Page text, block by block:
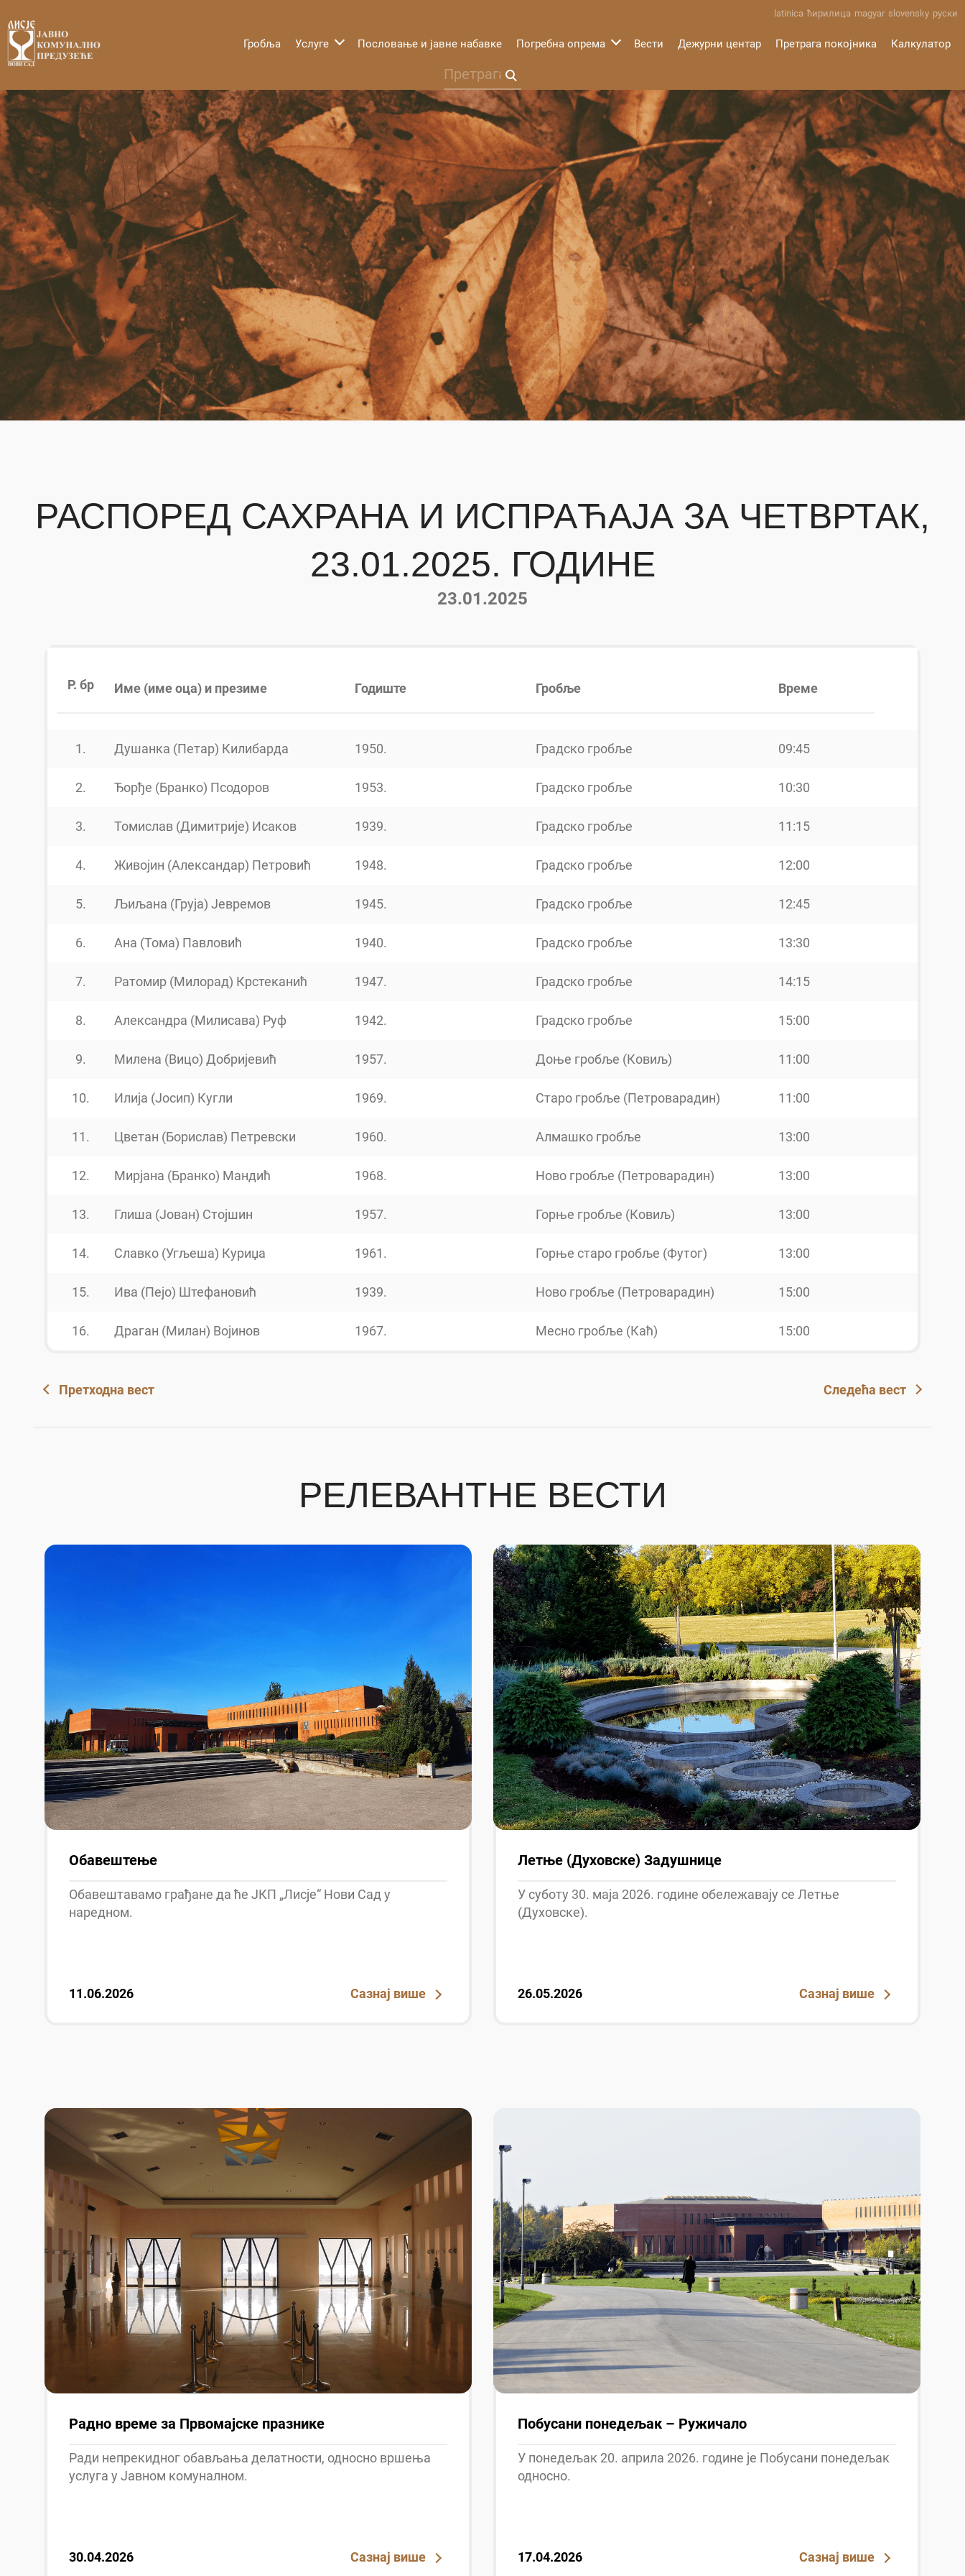
to
content
latinica ћирилица magyar slovensky руски
Гробља Услугe Пословање и јавне набавке Погребна опрема Вести Дежурни центар Претрага покојника Калкулатор
РАСПОРЕД САХРАНА И ИСПРАЋАЈА ЗА ЧЕТВРТАК,
23.01.2025. ГОДИНЕ
23.01.2025
Р. бр Име (име оца) и презиме Годиште Гробље Време
1. Душанка (Петар) Килибарда 1950. Градско гробље 09:45
2. Ђорђе (Бранко) Псодоров 1953. Градско гробље 10:30
3. Томислав (Димитрије) Исаков 1939. Градско гробље 11:15
4. Живојин (Александар) Петровић 1948. Градско гробље 12:00
5. Љиљана (Груја) Јевремов 1945. Градско гробље 12:45
6. Ана (Тома) Павловић 1940. Градско гробље 13:30
7. Ратомир (Милорад) Крстеканић 1947. Градско гробље 14:15
8. Александра (Милисава) Руф 1942. Градско гробље 15:00
9. Милена (Вицо) Добријевић 1957. Доње гробље (Ковиљ) 11:00
10. Илија (Јосип) Кугли 1969. Старо гробље (Петроварадин) 11:00
11. Цветан (Борислав) Петревски 1960. Алмашко гробље 13:00
12. Мирјана (Бранко) Мандић 1968. Ново гробље (Петроварадин) 13:00
13. Глиша (Јован) Стојшин 1957. Горње гробље (Ковиљ) 13:00
14. Славко (Угљеша) Куриџа 1961. Горње старо гробље (Футог) 13:00
15. Ива (Пејо) Штефановић 1939. Ново гробље (Петроварадин) 15:00
16. Драган (Милан) Војинов 1967. Месно гробље (Каћ) 15:00
Претходна вест Следећа вест
РЕЛЕВАНТНЕ ВЕСТИ
Обавештење
Обавештавамо грађане да ће ЈКП „Лисје“ Нови Сад у
наредном.
11.06.2026 Сазнај више
Летње (Духовске) Задушнице
У суботу 30. маја 2026. године обележавају се Летње
(Духовске).
26.05.2026 Сазнај више
Радно време за Првомајске празнике
Ради непрекидног обављања делатности, односно вршења
услуга у Јавном комуналном.
30.04.2026 Сазнај више
Побусани понедељак – Ружичало
У понедељак 20. априла 2026. године је Побусани понедељак
односно.
17.04.2026 Сазнај више